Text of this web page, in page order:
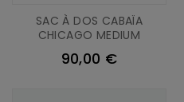
SAC À DOS CABAÏA
CHICAGO MEDIUM
90,00 €